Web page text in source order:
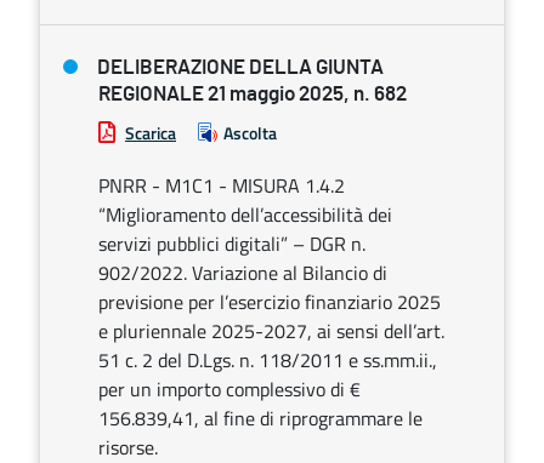
DELIBERAZIONE DELLA GIUNTA
REGIONALE 21 maggio 2025, n. 682
Scarica Ascolta
PNRR - M1C1 - MISURA 1.4.2
“Miglioramento dell’accessibilità dei
servizi pubblici digitali” – DGR n.
902/2022. Variazione al Bilancio di
previsione per l’esercizio finanziario 2025
e pluriennale 2025-2027, ai sensi dell’art.
51 c. 2 del D.Lgs. n. 118/2011 e ss.mm.ii.,
per un importo complessivo di €
156.839,41, al fine di riprogrammare le
risorse.